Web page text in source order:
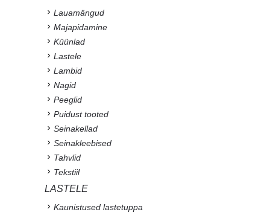
Lauamängud
Majapidamine
Küünlad
Lastele
Lambid
Nagid
Peeglid
Puidust tooted
Seinakellad
Seinakleebised
Tahvlid
Tekstiil
LASTELE
Kaunistused lastetuppa